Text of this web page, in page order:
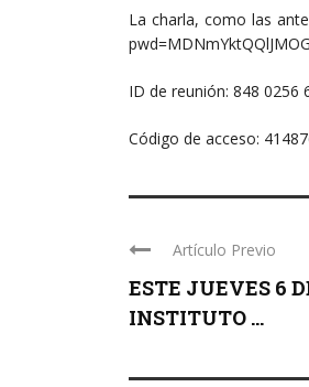
La charla, como las
ID de reunión: 848 0256
Código de acceso:
Artículo Previo
ESTE JUEVES 6
INSTITUTO ...